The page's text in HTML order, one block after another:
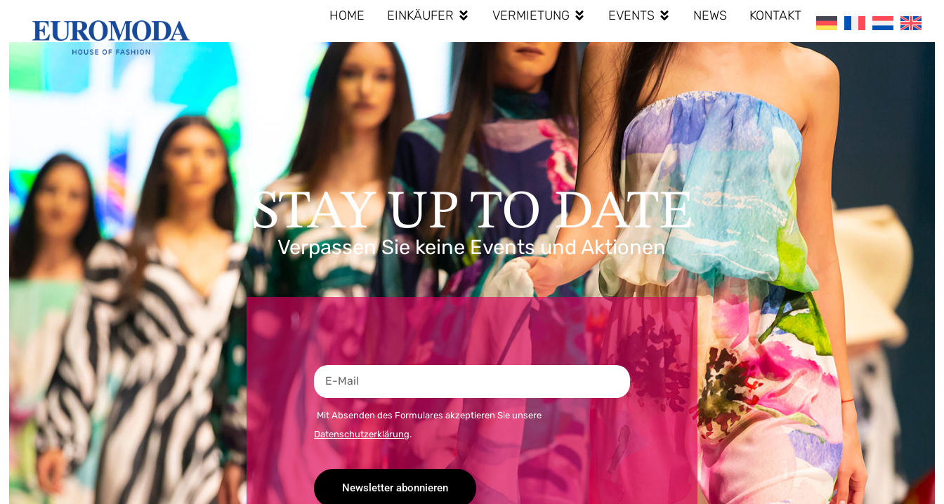
HOME EINKÄUFER VERMIETUNG EVENTS NEWS KONTAKT
STAY UP TO DATE
Verpassen Sie keine Events und Aktionen
Mit Absenden des Formulares akzeptieren Sie unsere
Datenschutzerklärung.
Newsletter abonnieren